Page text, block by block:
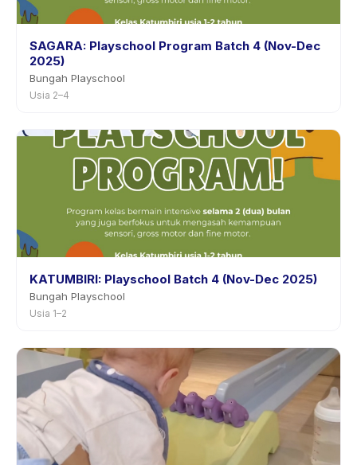
SAGARA: Playschool Program Batch 4 (Nov-Dec
2025)
Bungah Playschool
Usia 2–4
KATUMBIRI: Playschool Batch 4 (Nov-Dec 2025)
Bungah Playschool
Usia 1–2